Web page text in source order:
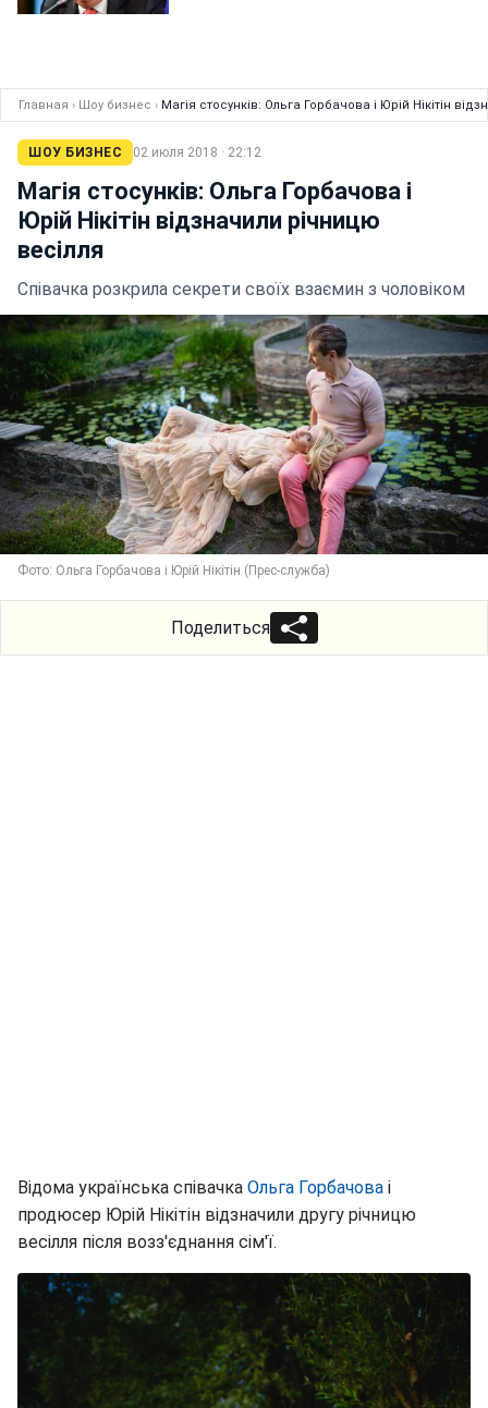
Главная › Шоу бизнес › Магія стосунків: Ольга Горбачова і Юрій Нікітін
ШОУ БИЗНЕС 02 июля 2018 · 22:12
Магія стосунків: Ольга Горбачова і
Юрій Нікітін відзначили річницю
весілля
Співачка розкрила секрети своїх взаємин з чоловіком
Фото: Ольга Горбачова і Юрій Нікітін (Прес-служба)
Поделиться
Відома українська співачка Ольга Горбачова і
продюсер Юрій Нікітін відзначили другу річницю
весілля після возз'єднання сім'ї.